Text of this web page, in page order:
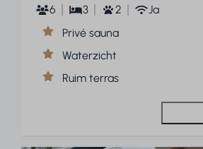
6
3 2
Ja
Privé sauna
Waterzicht
Ruim terras